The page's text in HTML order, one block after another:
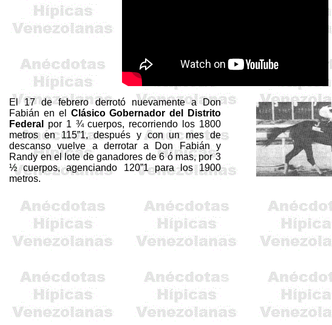
El 17 de febrero derrotó nuevamente a Don
Fabián en el Clásico Gobernador del Distrito
Federal
por 1 ¾ cuerpos, recorriendo los 1800
metrosen 115”1, después y con un mes de
descanso vuelve a derrotar a Don Fabián y
Randyen el lote de ganadores de 6 ó mas, por 3
½ cuerpos, agenciando 120”1 para los1900
metros.